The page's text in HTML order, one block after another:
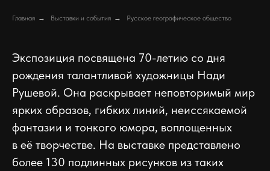
Главная → Выставки и события → Русское географическое общество
Экспозиция посвящена 70-летию со дня
рождения талантливой художницы Нади
Рушевой. Она раскрывает неповторимый мир
ярких образов, гибких линий, неиссякаемой
фантазии и тонкого юмора, воплощенных
в её творчестве. На выставке представлено
более 130 подлинных рисунков из таких